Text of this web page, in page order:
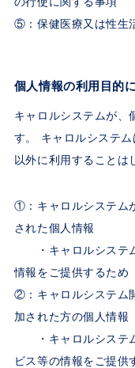
⑤：保健医療又は性生
個人情報の利用目的
キャロルシステムが、
す。 キャロルシステ
以外に利用することは
①：キャロルシステム
された個人情報
・キャロルシステム
情報をご提供するため
②：キャロルシステム
加された方の個人情報
・キャロルシステム
ビス等の情報をご提供